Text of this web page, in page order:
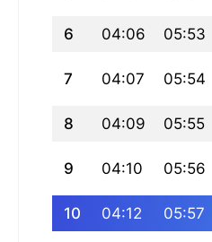
6 04:06 05:53
7 04:07 05:54
8 04:09 05:55
9 04:10 05:56
10 04:12 05:57